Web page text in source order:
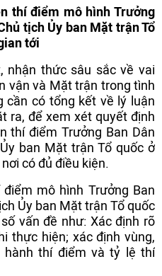
thí điểm mô hình Trưởng
tịch Ủy ban Mặt trận Tổ
tới
nhận thức sâu sắc về vai
vận và Mặt trận trong tình
cần có tổng kết về lý luận
ra, để xem xét quyết định
thí điểm Trưởng Ban Dân
ban Mặt trận Tổ quốc ở
có đủ điều kiện.
mô hình Trưởng Ban
Ủy ban Mặt trận Tổ quốc
vấn đề như: Xác định rõ
thực hiện; xác định vùng,
hành thí điểm và tỷ lệ thí